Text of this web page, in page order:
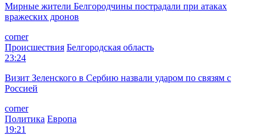
Мирные жители Белгородчины пострадали при атаках
вражеских дронов
corner
Происшествия Белгородская область
23:24
Визит Зеленского в Сербию назвали ударом по связям с
Россией
corner
Политика Европа
19:21